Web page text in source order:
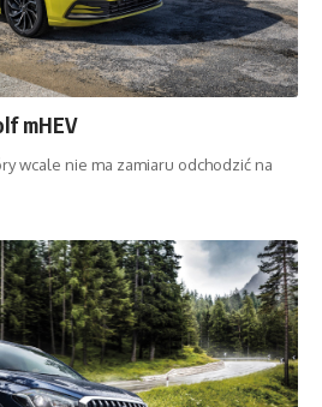
mHEV
wcale nie ma zamiaru odchodzić na